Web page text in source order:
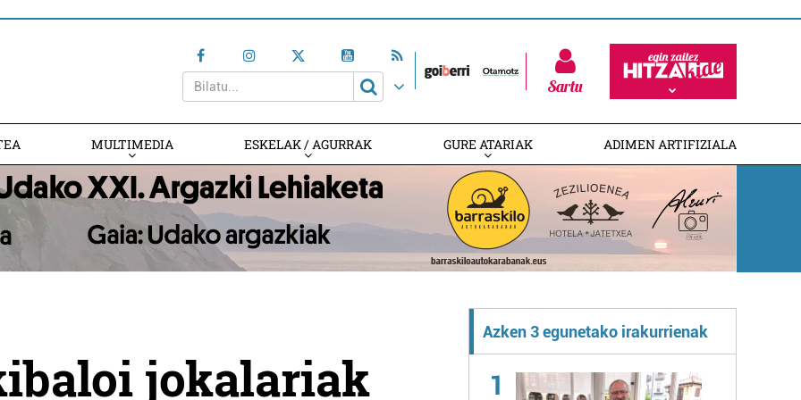
Sartu
MULTIMEDIA ESKELAK / AGURRAK GURE ATARIAK ADIMEN ARTIFIZIALA
jokalariak
Azken 3 egunetako irakurrienak
1